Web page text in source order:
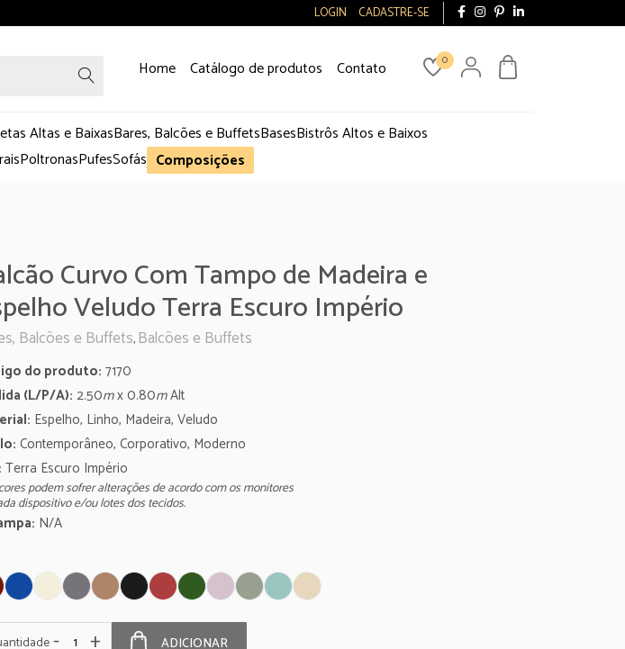
LOGIN CADASTRE-SE
Home Catálogo de produtos Contato 0
Altas e BaixasBares, Balcões e BuffetsBasesBistrôs Altos e Baixos
PoltronasPufesSofás Composições
Curvo Com Tampo de Madeira e
Veludo Terra Escuro Império
Balcões e Buffets, Balcões e Buffets
do produto: 7170
(L/P/A):2.50mx 0.80mAlt
Espelho, Linho, Madeira, Veludo
Contemporâneo, Corporativo, Moderno
Terra Escuro Império
podem sofrer alterações de acordo com os monitores
dispositivo e/ou lotes dos tecidos.
N/A
- + ADICIONAR